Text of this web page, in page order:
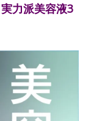
力派美容液3